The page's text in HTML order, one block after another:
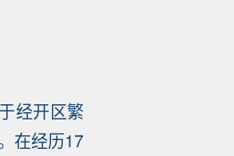
经开区繁
在经历17